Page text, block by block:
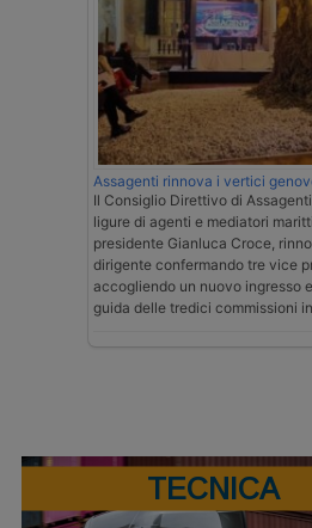
Assagenti rinnova i vertici
Il Consiglio Direttivo di
ligure di agenti e mediatori
presidente Gianluca Croce,
dirigente confermando tre vice
accogliendo un nuovo ingresso
guida delle tredici commissioni
TECNICA